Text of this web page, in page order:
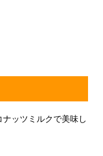
ッツミルクで美味し